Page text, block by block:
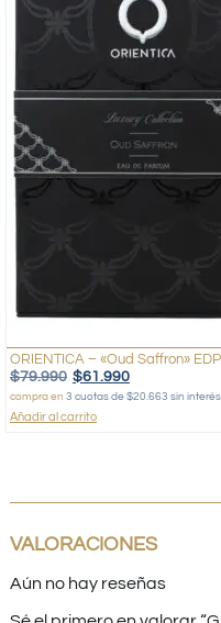
ORIENTICA – «Oud Saffron»
$79.990 $61.990
compra en 3 cuotas de $20.663 sin interés
Añadir al carrito
VALORACIONES
Aún no hay reseñas